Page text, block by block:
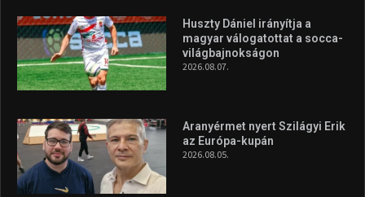
Huszty Dániel irányítja a
magyar válogatottat a socca-
világbajnokságon
2026.08.07.
Aranyérmet nyert Szilágyi Erik
az Európa-kupán
2026.08.05.